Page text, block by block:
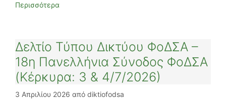
Περισσότερα
Δελτίο Τύπου Δικτύου ΦοΔΣΑ –
18η Πανελλήνια Σύνοδος ΦοΔΣΑ
(Κέρκυρα: 3 & 4/7/2026)
3 Απριλίου 2026 από diktiofodsa